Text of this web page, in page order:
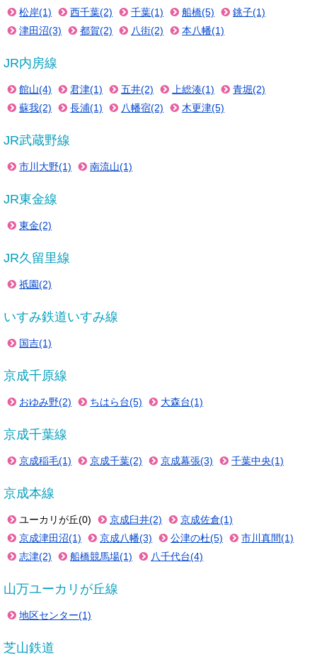
松岸(1)
西千葉(2) 千葉(1) 船橋(5)
銚子(1)
津田沼(3)
都賀(2) 八街(2) 本八幡(1)
JR内房線
館山(4) 君津(1) 五井(2) 上総湊(1)
青堀(2)
蘇我(2)
長浦(1) 八幡宿(2) 木更津(5)
JR武蔵野線
市川大野(1) 南流山(1)
JR東金線
東金(2)
JR久留里線
祇園(2)
いすみ鉄道いすみ線
国吉(1)
京成千原線
おゆみ野(2) ちはら台(5) 大森台(1)
京成千葉線
京成稲毛(1) 京成千葉(2) 京成幕張(3) 千葉中央(1)
京成本線
ユーカリが丘(0) 京成臼井(2)
京成佐倉(1)
京成津田沼(1)
京成八幡(3) 公津の杜(5)
市川真間(1)
志津(2)
船橋競馬場(1) 八千代台(4)
山万ユーカリが丘線
地区センター(1)
芝山鉄道